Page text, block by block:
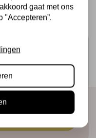
nieuwe producten
gaat met ons
"Accepteren”.